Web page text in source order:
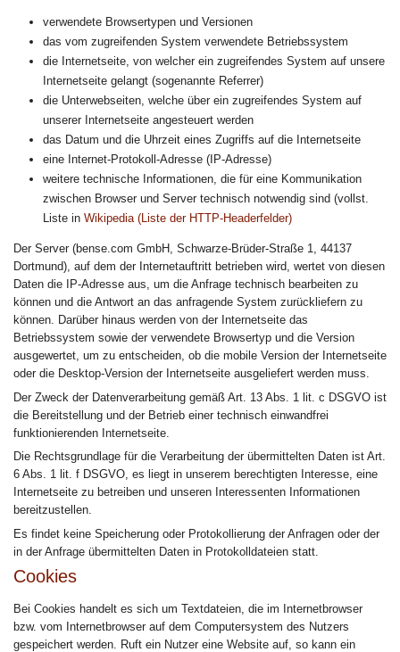
verwendete Browsertypen und Versionen
das vom zugreifenden System verwendete Betriebssystem
die Internetseite, von welcher ein zugreifendes System auf unsere
Internetseite gelangt (sogenannte Referrer)
die Unterwebseiten, welche über ein zugreifendes System auf
unserer Internetseite angesteuert werden
das Datum und die Uhrzeit eines Zugriffs auf die Internetseite
eine Internet-Protokoll-Adresse (IP-Adresse)
weitere technische Informationen, die für eine Kommunikation
zwischen Browser und Server technisch notwendig sind (vollst.
Liste in Wikipedia (Liste der HTTP-Headerfelder)
Der Server (bense.com GmbH, Schwarze-Brüder-Straße 1, 44137
Dortmund), auf dem der Internetauftritt betrieben wird, wertet von diesen
Daten die IP-Adresse aus, um die Anfrage technisch bearbeiten zu
können und die Antwort an das anfragende System zurückliefern zu
können. Darüber hinaus werden von der Internetseite das
Betriebssystem sowie der verwendete Browsertyp und die Version
ausgewertet, um zu entscheiden, ob die mobile Version der Internetseite
oder die Desktop-Version der Internetseite ausgeliefert werden muss.
Der Zweck der Datenverarbeitung gemäß Art. 13 Abs. 1 lit. c DSGVO ist
die Bereitstellung und der Betrieb einer technisch einwandfrei
funktionierenden Internetseite.
Die Rechtsgrundlage für die Verarbeitung der übermittelten Daten ist Art.
6 Abs. 1 lit. f DSGVO, es liegt in unserem berechtigten Interesse, eine
Internetseite zu betreiben und unseren Interessenten Informationen
bereitzustellen.
Es findet keine Speicherung oder Protokollierung der Anfragen oder der
in der Anfrage übermittelten Daten in Protokolldateien statt.
Cookies
Bei Cookies handelt es sich um Textdateien, die im Internetbrowser
bzw. vom Internetbrowser auf dem Computersystem des Nutzers
gespeichert werden. Ruft ein Nutzer eine Website auf, so kann ein